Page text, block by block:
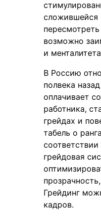
сложившейся
возможно
и
В Россию
полвека
оплачивает
работника,
грейдах и
табель о
грейдовая
Грейдинг
кадров.